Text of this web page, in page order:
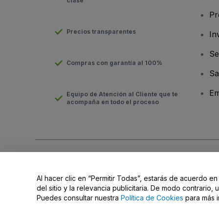
Precios transparentes
Compras con garantía al 100%
Equipo de Atención al Cliente que te
acompaña en todo el proceso
No compartir mi información personal ni tus opciones de
Al hacer clic en “Permitir Todas”, estarás de acuerdo
del sitio y la relevancia publicitaria. De modo contrario,
Puedes consultar nuestra Política de Cookies para más